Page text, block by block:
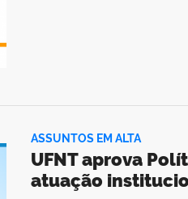
ASSUNTOS EM ALTA
UFNT aprova
atuação